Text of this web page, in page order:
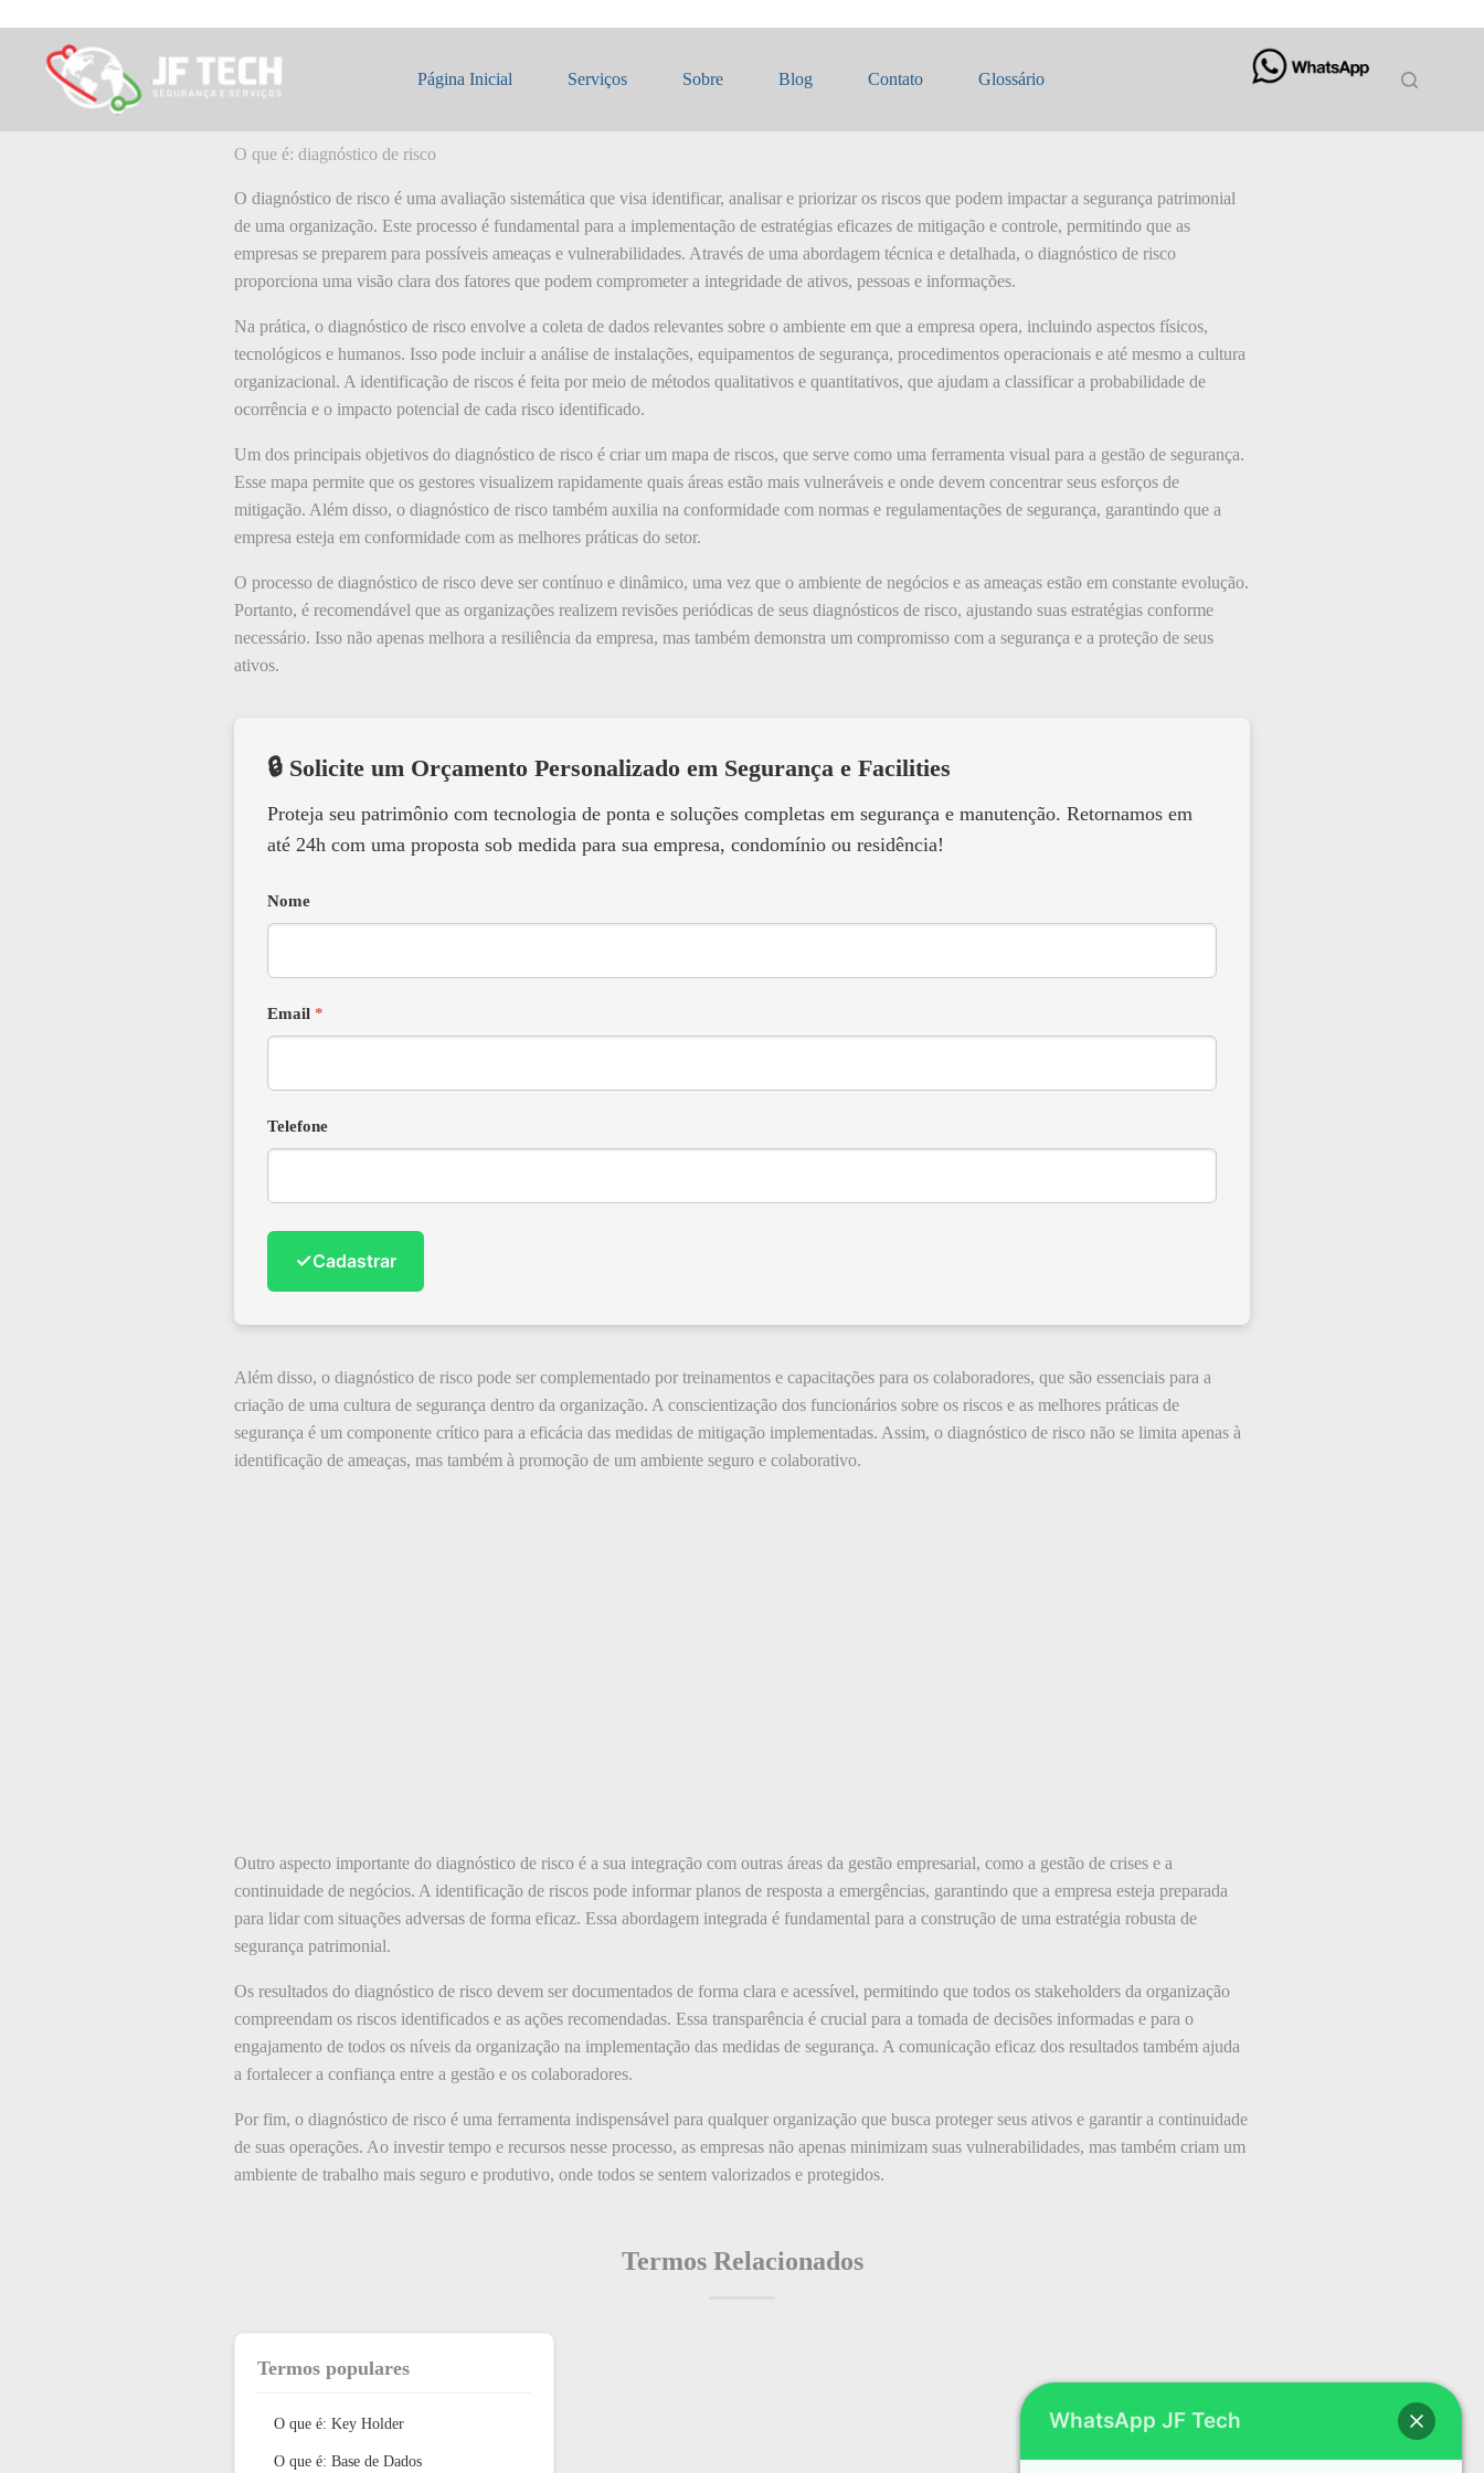
para
conteúdo
Página Inicial Serviços Sobre Blog Contato Glossário
O que é: diagnóstico de risco
O que é: diagnóstico de risco
O diagnóstico de risco é uma avaliação sistemática que visa identificar, analisar e priorizar os riscos que podem impactar a segurança patrimonial
de uma organização. Este processo é fundamental para a implementação de estratégias eficazes de mitigação e controle, permitindo que as
empresas se preparem para possíveis ameaças e vulnerabilidades. Através de uma abordagem técnica e detalhada, o diagnóstico de risco
proporciona uma visão clara dos fatores que podem comprometer a integridade de ativos, pessoas e informações.
Na prática, o diagnóstico de risco envolve a coleta de dados relevantes sobre o ambiente em que a empresa opera, incluindo aspectos físicos,
tecnológicos e humanos. Isso pode incluir a análise de instalações, equipamentos de segurança, procedimentos operacionais e até mesmo a cultura
organizacional. A identificação de riscos é feita por meio de métodos qualitativos e quantitativos, que ajudam a classificar a probabilidade de
ocorrência e o impacto potencial de cada risco identificado.
Um dos principais objetivos do diagnóstico de risco é criar um mapa de riscos, que serve como uma ferramenta visual para a gestão de segurança.
Esse mapa permite que os gestores visualizem rapidamente quais áreas estão mais vulneráveis e onde devem concentrar seus esforços de
mitigação. Além disso, o diagnóstico de risco também auxilia na conformidade com normas e regulamentações de segurança, garantindo que a
empresa esteja em conformidade com as melhores práticas do setor.
O processo de diagnóstico de risco deve ser contínuo e dinâmico, uma vez que o ambiente de negócios e as ameaças estão em constante evolução.
Portanto, é recomendável que as organizações realizem revisões periódicas de seus diagnósticos de risco, ajustando suas estratégias conforme
necessário. Isso não apenas melhora a resiliência da empresa, mas também demonstra um compromisso com a segurança e a proteção de seus
ativos.
🔒 Solicite um Orçamento Personalizado em Segurança e Facilities
Proteja seu patrimônio com tecnologia de ponta e soluções completas em segurança e manutenção. Retornamos em
até 24h com uma proposta sob medida para sua empresa, condomínio ou residência!
Nome
Email *
Telefone
✓Cadastrar
Além disso, o diagnóstico de risco pode ser complementado por treinamentos e capacitações para os colaboradores, que são essenciais para a
criação de uma cultura de segurança dentro da organização. A conscientização dos funcionários sobre os riscos e as melhores práticas de
segurança é um componente crítico para a eficácia das medidas de mitigação implementadas. Assim, o diagnóstico de risco não se limita apenas à
identificação de ameaças, mas também à promoção de um ambiente seguro e colaborativo.
Outro aspecto importante do diagnóstico de risco é a sua integração com outras áreas da gestão empresarial, como a gestão de crises e a
continuidade de negócios. A identificação de riscos pode informar planos de resposta a emergências, garantindo que a empresa esteja preparada
para lidar com situações adversas de forma eficaz. Essa abordagem integrada é fundamental para a construção de uma estratégia robusta de
segurança patrimonial.
Os resultados do diagnóstico de risco devem ser documentados de forma clara e acessível, permitindo que todos os stakeholders da organização
compreendam os riscos identificados e as ações recomendadas. Essa transparência é crucial para a tomada de decisões informadas e para o
engajamento de todos os níveis da organização na implementação das medidas de segurança. A comunicação eficaz dos resultados também ajuda
a fortalecer a confiança entre a gestão e os colaboradores.
Por fim, o diagnóstico de risco é uma ferramenta indispensável para qualquer organização que busca proteger seus ativos e garantir a continuidade
de suas operações. Ao investir tempo e recursos nesse processo, as empresas não apenas minimizam suas vulnerabilidades, mas também criam um
ambiente de trabalho mais seguro e produtivo, onde todos se sentem valorizados e protegidos.
Termos Relacionados
Termos populares
O que é: Key Holder
O que é: Base de Dados
WhatsApp JF Tech